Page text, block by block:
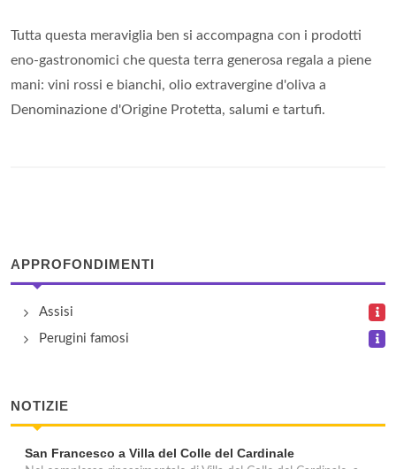
Tutta questa meraviglia ben si accompagna con i prodotti
eno-gastronomici che questa terra generosa regala a piene
mani: vini rossi e bianchi, olio extravergine d'oliva a
Denominazione d'Origine Protetta, salumi e tartufi.
APPROFONDIMENTI
Assisi
Perugini famosi
NOTIZIE
San Francesco a Villa del Colle del Cardinale